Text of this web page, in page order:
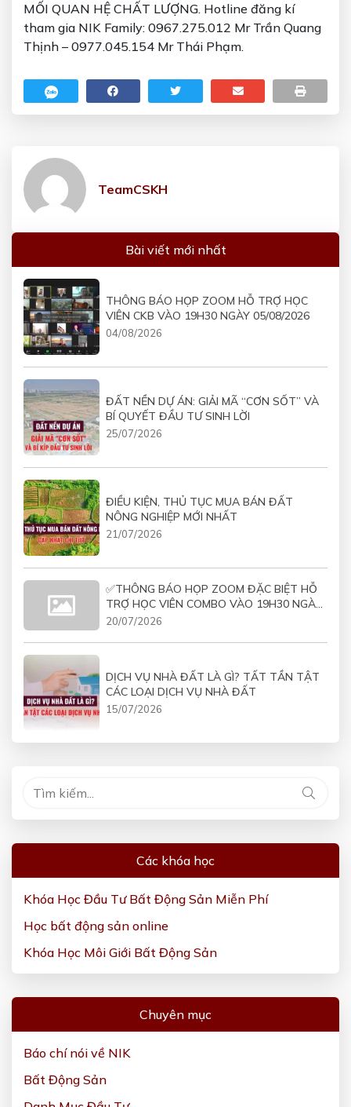
MỐI QUAN HỆ CHẤT LƯỢNG. Hotline đăng kí
tham gia NIK Family: 0967.275.012 Mr Trần Quang
Thịnh – 0977.045.154 Mr Thái Phạm.
TeamCSKH
Bài viết mới nhất
THÔNG BÁO HỌP ZOOM HỖ TRỢ HỌC
VIÊN CKB VÀO 19H30 NGÀY 05/08/2026
04/08/2026
ĐẤT NỀN DỰ ÁN: GIẢI MÃ “CƠN SỐT” VÀ
BÍ QUYẾT ĐẦU TƯ SINH LỜI
25/07/2026
ĐIỀU KIỆN, THỦ TỤC MUA BÁN ĐẤT
NÔNG NGHIỆP MỚI NHẤT
21/07/2026
✅THÔNG BÁO HỌP ZOOM ĐẶC BIỆT HỖ
TRỢ HỌC VIÊN COMBO VÀO 19H30 NGÀY
21/07/2026
20/07/2026
DỊCH VỤ NHÀ ĐẤT LÀ GÌ? TẤT TẦN TẬT
CÁC LOẠI DỊCH VỤ NHÀ ĐẤT
15/07/2026
Các khóa học
Khóa Học Đầu Tư Bất Động Sản Miễn Phí
Học bất động sản online
Khóa Học Môi Giới Bất Động Sản
Chuyên mục
Báo chí nói về NIK
Bất Động Sản